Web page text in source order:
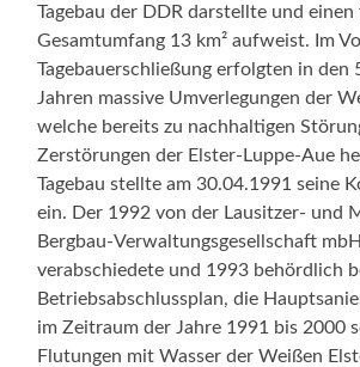
Tagebau der DDR darstellte und einen
Gesamtumfang 13 km² aufweist. Im
Tagebauerschließung erfolgten in den
Jahren massive Umverlegungen der
welche bereits zu nachhaltigen
Zerstörungen der Elster-Luppe-Aue
Tagebau stellte am 30.04.1991 seine
ein. Der 1992 von der Lausitzer- und
Bergbau-Verwaltungsgesellschaft
verabschiedete und 1993 behördlich
Betriebsabschlussplan, die
im Zeitraum der Jahre 1991 bis 2000
Flutungen mit Wasser der Weißen